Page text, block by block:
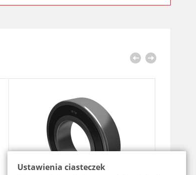
Ustawienia ciasteczek